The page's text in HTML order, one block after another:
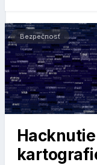
Bezpečnosť